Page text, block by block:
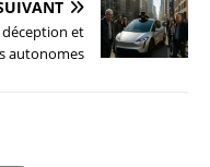
et
autonomes